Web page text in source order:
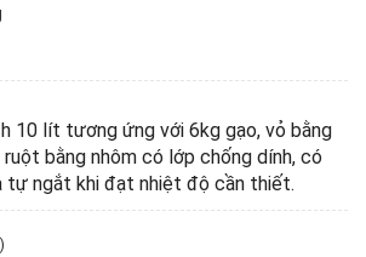
10 lít tương ứng với 6kg gạo, vỏ bằng
bằng nhôm có lớp chống dính, có
tự ngắt khi đạt nhiệt độ cần thiết.